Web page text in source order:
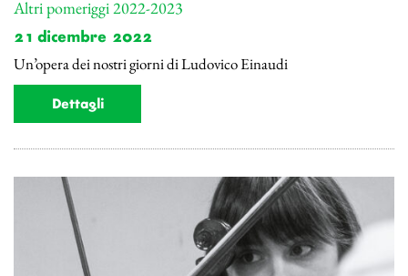
Altri pomeriggi 2022-2023
21 dicembre 2022
Un’opera dei nostri giorni di Ludovico Einaudi
Dettagli